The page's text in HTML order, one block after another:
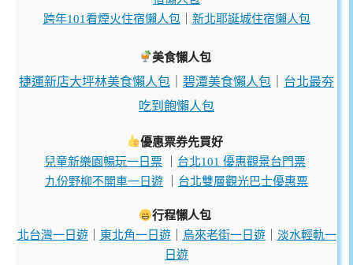
跨年101看煙火住宿懶人包｜ 新北耶誕城住宿懶人包
美食懶人包
捷運新店大坪林美食懶人包 碧潭美食懶人包
台北最夯
吃到飽懶人包
優惠票券先買好
兒童新樂園暢玩一日票
台北101 優惠觀景台門票
九份野柳不開車一日遊
台北雙層觀光巴士優惠票
行程懶人包
北台灣一日遊｜ 東北角一日遊｜ 烏來老街一日遊｜ 淡水輕軌一
日遊